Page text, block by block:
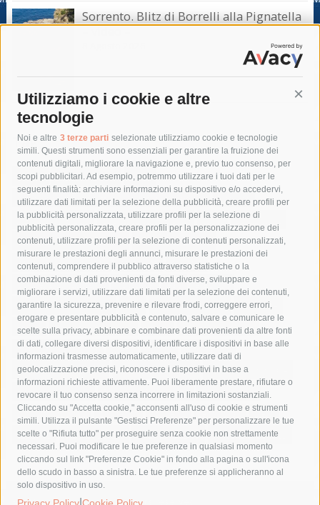
Utilizziamo i cookie e altre
tecnologie
Noi e altre 3 terze parti selezionate utilizziamo cookie e tecnologie
simili. Questi strumenti sono essenziali per garantire la fruizione dei
contenuti digitali, migliorare la navigazione e, previo tuo consenso, per
scopi pubblicitari. Ad esempio, potremmo utilizzare i tuoi dati per le
seguenti finalità: archiviare informazioni su dispositivo e/o accedervi,
utilizzare dati limitati per la selezione della pubblicità, creare profili per
la pubblicità personalizzata, utilizzare profili per la selezione di
pubblicità personalizzata, creare profili per la personalizzazione dei
contenuti, utilizzare profili per la selezione di contenuti personalizzati,
misurare le prestazioni degli annunci, misurare le prestazioni dei
contenuti, comprendere il pubblico attraverso statistiche o la
combinazione di dati provenienti da fonti diverse, sviluppare e
migliorare i servizi, utilizzare dati limitati per la selezione dei contenuti,
garantire la sicurezza, prevenire e rilevare frodi, correggere errori,
erogare e presentare pubblicità e contenuto, salvare e comunicare le
scelte sulla privacy, abbinare e combinare dati provenienti da altre fonti
di dati, collegare diversi dispositivi, identificare i dispositivi in base alle
informazioni trasmesse automaticamente, utilizzare dati di
geolocalizzazione precisi, riconoscere i dispositivi in base a
informazioni richieste attivamente. Puoi liberamente prestare, rifiutare o
revocare il tuo consenso senza incorrere in limitazioni sostanziali.
Cliccando su "Accetta cookie," acconsenti all'uso di cookie e strumenti
simili. Utilizza il pulsante "Gestisci Preferenze" per personalizzare le tue
scelte o "Rifiuta tutto" per proseguire senza cookie non strettamente
necessari. Puoi modificare le tue preferenze in qualsiasi momento
cliccando sul link "Preferenze Cookie" in fondo alla pagina o sull'icona
dello scudo in basso a sinistra. Le tue preferenze si applicheranno al
solo dispositivo in uso.
Privacy Policy Cookie Policy
Sorrento. Blitz di Borrelli alla Pignatella
– video –
Tag
acqua allerta meteo
anas
area marina protetta di punta campanella
arresto
Asl Napoli 3 sud
capitaneria di porto capri
carabinieri
castellammare di stabia
circumvesuviana
comune di sorrento
concerto
contagi
costiera amalfitana
covid-19 eav
elezioni
fondazione sorrento
gori guardia costiera
incidente
lavori
lorenzo balducelli mare
massa lubrense
massimo coppola
Meta napoli
ordinanza
penisola sorrentina
piano di sorrento
polizia municipale
protezione civile
Regione Campania
sant'agnello
sindaco cuomo
sorrento studenti temporali
treni
turismo
Vico Equense villa fiorentino vincenzo de luca
© 2015 SorrentoPress. All rights reserved.